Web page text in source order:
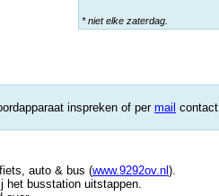
* niet elke zaterdag.
inspreken of per mail contact
auto & bus (www.9292ov.nl ).
het busstation uitstappen.